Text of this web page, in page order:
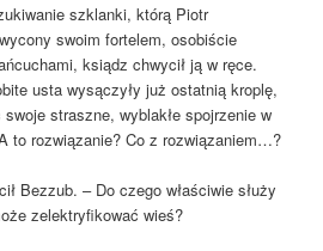
szklanki, którą Piotr
swoim fortelem, osobiście
ksiądz chwycił ją w ręce.
usta wysączyły już ostatnią kroplę,
straszne, wyblakłe spojrzenie w
to rozwiązanie? Co z rozwiązaniem…?
Bezzub. – Do czego właściwie służy
zelektryfikować wieś?